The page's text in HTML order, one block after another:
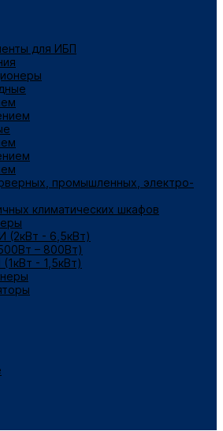
для ИБП
промышленных, электро-
климатических шкафов
- 6,5кВт)
– 800Вт)
- 1,5кВт)